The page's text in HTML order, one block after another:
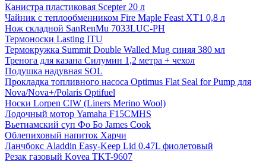
Канистра пластиковая Scepter 20 л
Чайник с теплообменником Fire Maple Feast XT1 0,8 л
Нож складной SanRenMu 7033LUC-PH
Термоноски Lasting ITU
Термокружка Summit Double Walled Mug синяя 380 мл
Тренога для казана Силумин 1,2 метра + чехол
Подушка надувная SOL
Прокладка топливного насоса Optimus Flat Seal for Pump для
Nova/Nova+/Polaris Optifuel
Носки Lorpen CIW (Liners Merino Wool)
Лодочный мотор Yamaha F15CMHS
Вьетнамский суп Фо Бо James Cook
Облепиховый напиток Харчи
Ланчбокс Aladdin Easy-Keep Lid 0.47L фиолетовый
Резак газовый Kovea TKT-9607